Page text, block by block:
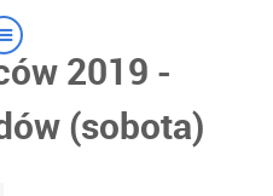
2019 -
(sobota)